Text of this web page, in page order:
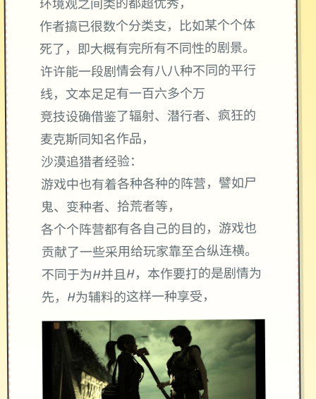
环境观之间类的都超优秀，
作者搞已很数个分类支，比如某个个体
死了，即大概有完所有不同性的剧景。
许许能一段剧情会有八八种不同的平行
线，文本足足有一百六多个万
竞技设确借鉴了辐射、潜行者、疯狂的
麦克斯同知名作品，
沙漠追猎者经验：
游戏中也有着各种各种的阵营，譬如尸
鬼、变种者、拾荒者等，
各个个阵营都有各自己的目的，游戏也
贡献了一些采用给玩家靠至合纵连横。
不同于为H并且H，本作要打的是剧情为
先，H为辅料的这样一种享受，